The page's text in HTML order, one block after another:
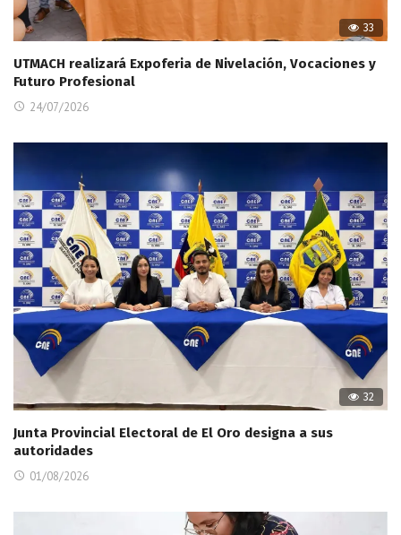
33
UTMACH realizará Expoferia de Nivelación, Vocaciones y
Futuro Profesional
24/07/2026
32
Junta Provincial Electoral de El Oro designa a sus
autoridades
01/08/2026